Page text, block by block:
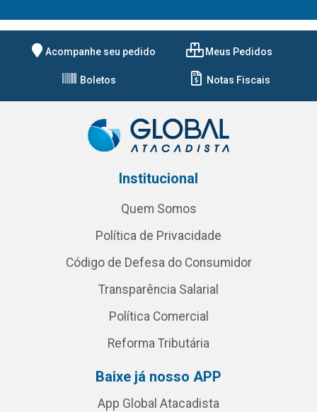
Acompanhe seu pedido Meus Pedidos
Boletos Notas Fiscais
Institucional
Quem Somos
Política de Privacidade
Código de Defesa do Consumidor
Transparência Salarial
Política Comercial
Reforma Tributária
Baixe já nosso APP
App Global Atacadista